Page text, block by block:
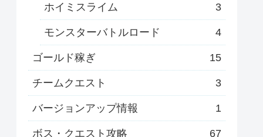
ホイミスライム 3
モンスターバトルロード 4
ゴールド稼ぎ 15
チームクエスト 3
バージョンアップ情報 1
ボス・クエスト攻略 67